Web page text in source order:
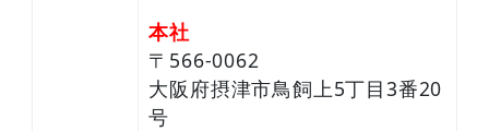
本社
〒566-0062
大阪府摂津市鳥飼上5丁目3番20
号